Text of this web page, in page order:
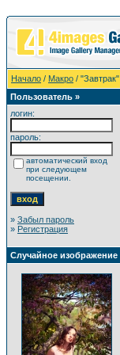
Начало / Макро / "Завтрак"
Пользователь »
логин:
пароль:
автоматический вход
при следующем
посещении.
» Забыл пароль
» Регистрация
Случайное изображение